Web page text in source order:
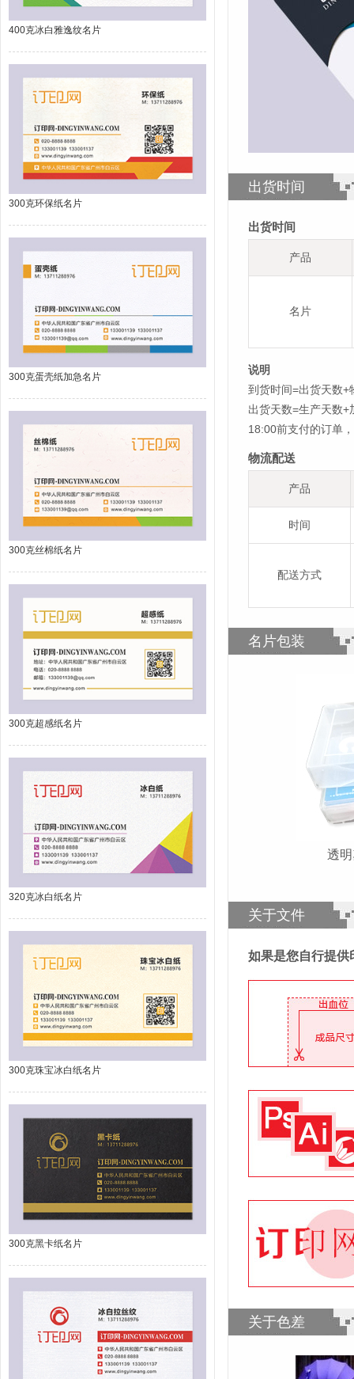
400克冰白雅逸纹名片
300克环保纸名片
300克蛋壳纸加急名片
300克丝棉纸名片
300克超感纸名片
320克冰白纸名片
300克珠宝冰白纸名片
300克黑卡纸名片
出货时间
出货时间
产品
名片
说明
到货时间=出货天数+
出货天数=生产天数
18:00前支付的订单
物流配送
产品
时间
配送方式
名片包装
关于文件
如果是您自行提供
关于色差